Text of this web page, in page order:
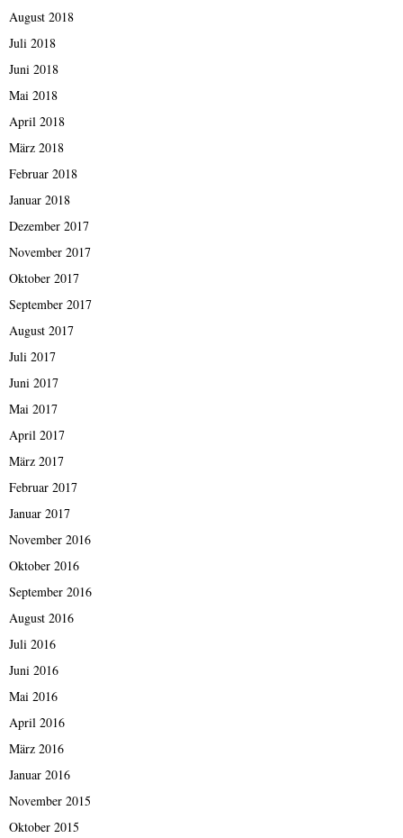
August 2018
Juli 2018
Juni 2018
Mai 2018
April 2018
März 2018
Februar 2018
Januar 2018
Dezember 2017
November 2017
Oktober 2017
September 2017
August 2017
Juli 2017
Juni 2017
Mai 2017
April 2017
März 2017
Februar 2017
Januar 2017
November 2016
Oktober 2016
September 2016
August 2016
Juli 2016
Juni 2016
Mai 2016
April 2016
März 2016
Januar 2016
November 2015
Oktober 2015